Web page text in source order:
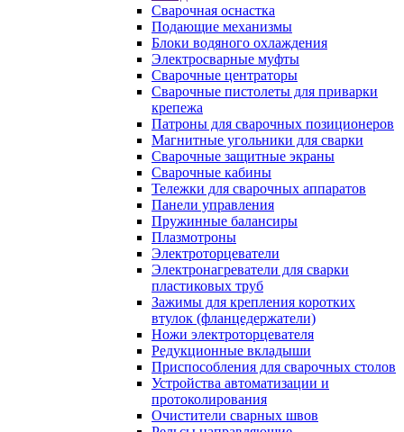
Сварочная оснастка
Подающие механизмы
Блоки водяного охлаждения
Электросварные муфты
Сварочные центраторы
Сварочные пистолеты для приварки
крепежа
Патроны для сварочных позиционеров
Магнитные угольники для сварки
Сварочные защитные экраны
Сварочные кабины
Тележки для сварочных аппаратов
Панели управления
Пружинные балансиры
Плазмотроны
Электроторцеватели
Электронагреватели для сварки
пластиковых труб
Зажимы для крепления коротких
втулок (фланцедержатели)
Ножи электроторцевателя
Редукционные вкладыши
Приспособления для сварочных столов
Устройства автоматизации и
протоколирования
Очистители сварных швов